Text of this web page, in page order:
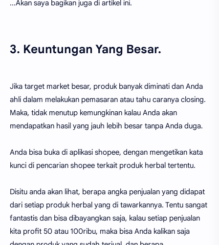
...Akan saya bagikan juga di artikel ini.
3. Keuntungan Yang Besar.
Jika target market besar, produk banyak diminati dan Anda
ahli dalam melakukan pemasaran atau tahu caranya closing.
Maka, tidak menutup kemungkinan kalau Anda akan
mendapatkan hasil yang jauh lebih besar tanpa Anda duga.
Anda bisa buka di aplikasi shopee, dengan mengetikan kata
kunci di pencarian shopee terkait produk herbal tertentu.
Disitu anda akan lihat, berapa angka penjualan yang didapat
dari setiap produk herbal yang di tawarkannya. Tentu sangat
fantastis dan bisa dibayangkan saja, kalau setiap penjualan
kita profit 50 atau 100ribu, maka bisa Anda kalikan saja